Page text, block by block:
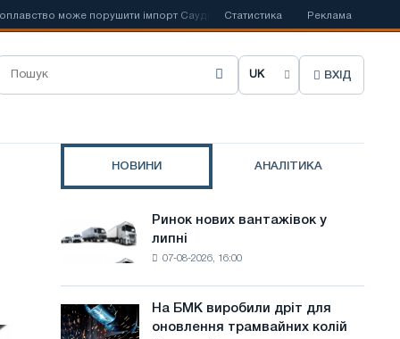
може порушити імпорт Саудівської сталі Іспанська Acerinox
Статистика Реклама
О
р
м
в
ВХІД
НОВИНИ АНАЛІТИКА
Ринок
нових
вантажівок
Ринок нових вантажівок у
липні
07-08-2026, 16:00
На
БМК
На БМК виробили дріт для
оновлення трамвайних колій